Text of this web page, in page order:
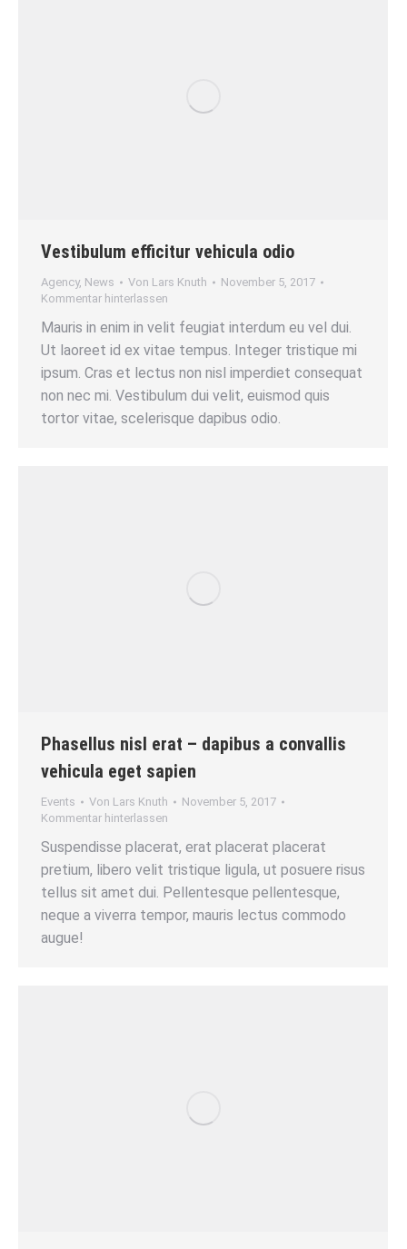
Vestibulum efficitur vehicula odio
Agency, News Von Lars Knuth
November 5, 2017
Kommentar hinterlassen
Mauris in enim in velit feugiat interdum eu vel dui.
Ut laoreet id ex vitae tempus. Integer tristique mi
ipsum. Cras et lectus non nisl imperdiet consequat
non nec mi. Vestibulum dui velit, euismod quis
tortor vitae, scelerisque dapibus odio.
Phasellus nisl erat – dapibus a convallis
vehicula eget sapien
Events Von Lars Knuth
November 5, 2017
Kommentar hinterlassen
Suspendisse placerat, erat placerat placerat
pretium, libero velit tristique ligula, ut posuere risus
tellus sit amet dui. Pellentesque pellentesque,
neque a viverra tempor, mauris lectus commodo
augue!